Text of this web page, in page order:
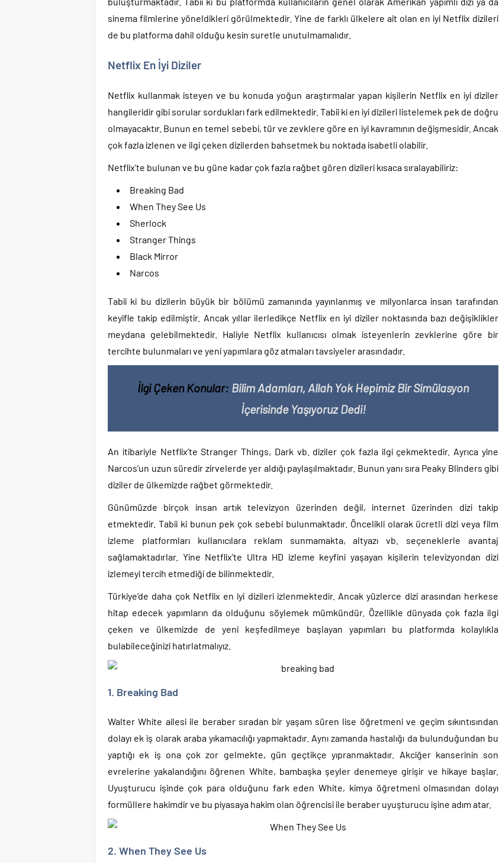
sinema filmlerine yöneldikleri görülmektedir. Yine de farklı ülkelere ait olan en iyi Netflix dizileri
de bu platforma dahil olduğu kesin suretle unutulmamalıdır.
Netflix En İyi Diziler
Netflix kullanmak isteyen ve bu konuda yoğun araştırmalar yapan kişilerin Netflix en iyi diziler
hangileridir gibi sorular sordukları fark edilmektedir. Tabii ki en iyi dizileri listelemek pek de doğru
olmayacaktır. Bunun en temel sebebi, tür ve zevklere göre en iyi kavramının değişmesidir. Ancak
çok fazla izlenen ve ilgi çeken dizilerden bahsetmek bu noktada isabetli olabilir.
Netflix’te bulunan ve bu güne kadar çok fazla rağbet gören dizileri kısaca sıralayabiliriz:
Breaking Bad
When They See Us
Sherlock
Stranger Things
Black Mirror
Narcos
Tabii ki bu dizilerin büyük bir bölümü zamanında yayınlanmış ve milyonlarca insan tarafından
keyifle takip edilmiştir. Ancak yıllar ilerledikçe Netflix en iyi diziler noktasında bazı değişiklikler
meydana gelebilmektedir. Haliyle Netflix kullanıcısı olmak isteyenlerin zevklerine göre bir
tercihte bulunmaları ve yeni yapımlara göz atmaları tavsiyeler arasındadır.
İlgi Çeken Konular: Bilim Adamları, Allah Yok Hepimiz Bir Simülasyon
İçerisinde Yaşıyoruz Dedi!
An itibariyle Netflix’te Stranger Things, Dark vb. diziler çok fazla ilgi çekmektedir. Ayrıca yine
Narcos’un uzun süredir zirvelerde yer aldığı paylaşılmaktadır. Bunun yanı sıra Peaky Blinders gibi
diziler de ülkemizde rağbet görmektedir.
Günümüzde birçok insan artık televizyon üzerinden değil, internet üzerinden dizi takip
etmektedir. Tabii ki bunun pek çok sebebi bulunmaktadır. Öncelikli olarak ücretli dizi veya film
izleme platformları kullanıcılara reklam sunmamakta, altyazı vb. seçeneklerle avantaj
sağlamaktadırlar. Yine Netflix’te Ultra HD izleme keyfini yaşayan kişilerin televizyondan dizi
izlemeyi tercih etmediği de bilinmektedir.
Türkiye’de daha çok Netflix en iyi dizileri izlenmektedir. Ancak yüzlerce dizi arasından herkese
hitap edecek yapımların da olduğunu söylemek mümkündür. Özellikle dünyada çok fazla ilgi
çeken ve ülkemizde de yeni keşfedilmeye başlayan yapımları bu platformda kolaylıkla
bulabileceğinizi hatırlatmalıyız.
1. Breaking Bad
Walter White ailesi ile beraber sıradan bir yaşam süren lise öğretmeni ve geçim sıkıntısından
dolayı ek iş olarak araba yıkamacılığı yapmaktadır. Aynı zamanda hastalığı da bulunduğundan bu
yaptığı ek iş ona çok zor gelmekte, gün geçtikçe yıpranmaktadır. Akciğer kanserinin son
evrelerine yakalandığını öğrenen White, bambaşka şeyler denemeye girişir ve hikaye başlar.
Uyuşturucu işinde çok para olduğunu fark eden White, kimya öğretmeni olmasından dolayı
formüllere hakimdir ve bu piyasaya hakim olan öğrencisi ile beraber uyuşturucu işine adım atar.
2. When They See Us